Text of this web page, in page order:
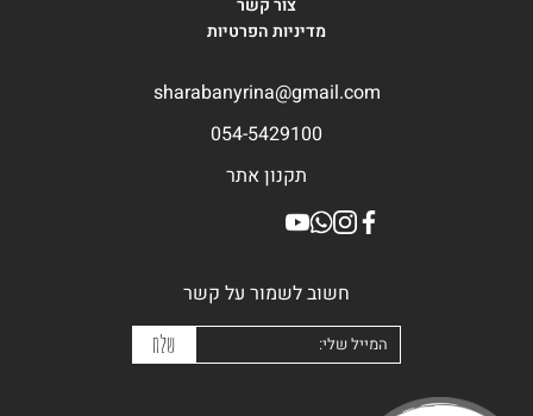
צור קשר
מדיניות הפרטיות
sharabanyrina@gmail.com
054-5429100
תקנון אתר
חשוב לשמור על קשר
המייל שלי
שלח